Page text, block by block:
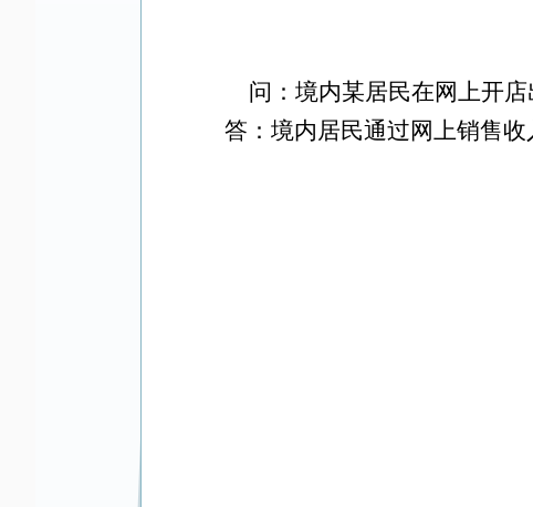
问：境内某居民在网上开
答：境内居民通过网上销售收